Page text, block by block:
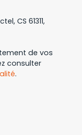
CS 61311,
de vos
consulter
.